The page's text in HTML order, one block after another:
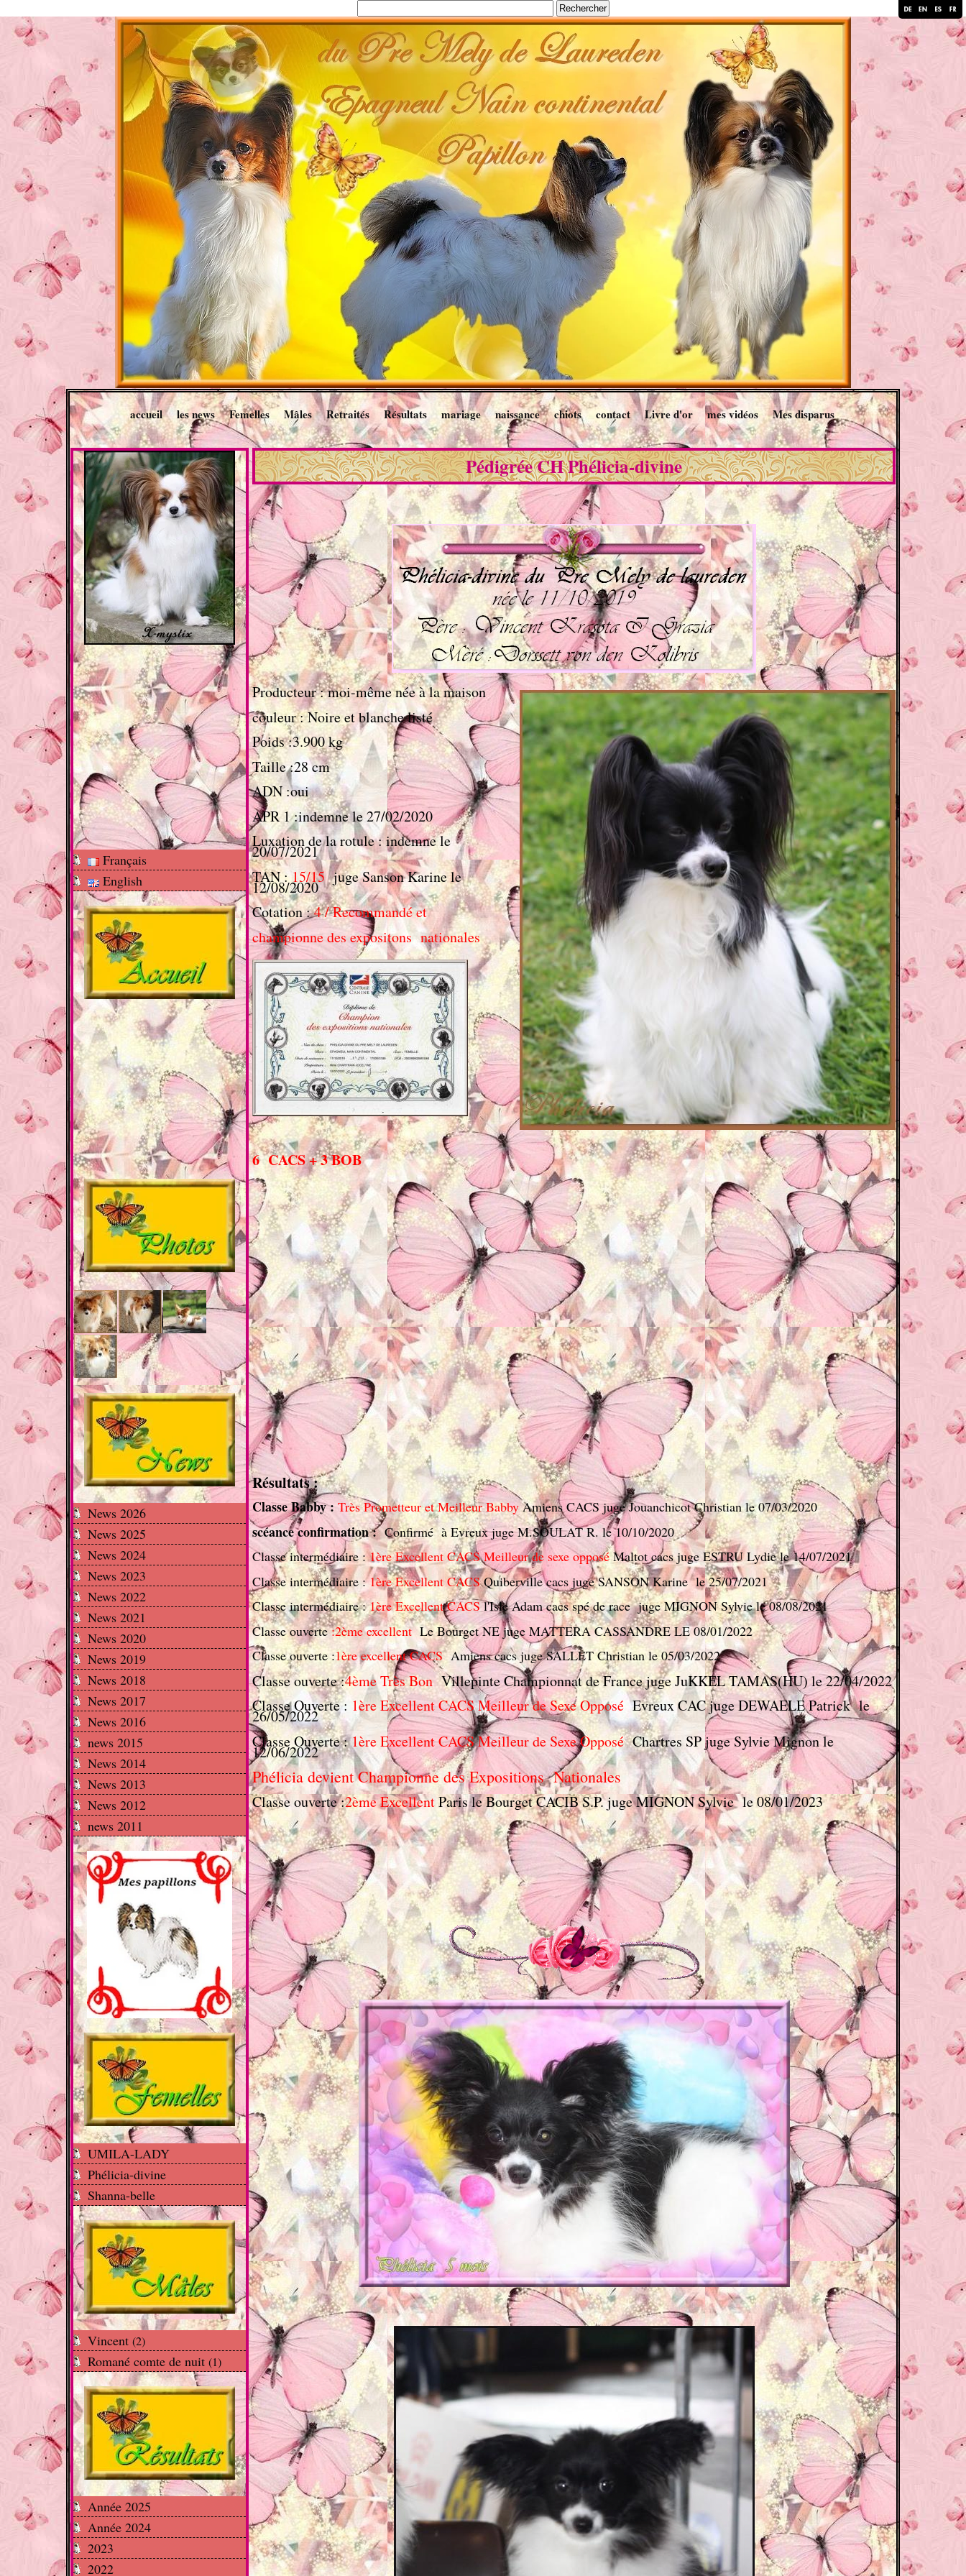
accueil les news Femelles Mâles Retraités Résultats mariage naissance chiots contact Livre d'or mes vidéos Mes disparus
Français
English
News 2026
News 2025
News 2024
News 2023
News 2022
News 2021
News 2020
News 2019
News 2018
News 2017
News 2016
news 2015
News 2014
News 2013
News 2012
news 2011
UMILA-LADY
Phélicia-divine
Shanna-belle
Vincent (2)
Romané comte de nuit (1)
Année 2025
Année 2024
2023
2022
Pédigrée CH Phélicia-divine
Producteur : moi-même née à la maison
couleur : Noire et blanche listé
Poids :3.900 kg
Taille :28 cm
ADN :oui
APR 1 :indemne le 27/02/2020
Luxation de la rotule : indemne le
20/07/2021
TAN : 15/15juge Sanson Karine le
12/08/2020
Cotation :4 / Recommandé et
championne des expositonsnationales
6 CACS + 3 BOB
Résultats :
Classe Babby : Très Prometteur et Meilleur BabbyAmiens CACS juge Jouanchicot Christian le 07/03/2020
scéance confirmation :Confirmé à Evreux juge M.SOULAT R. le 10/10/2020
Classe intermédiaire :1ère Excellent CACS Meilleur de sexe opposéMaltot cacs juge ESTRU Lydie le 14/07/2021
Classe intermédiaire :1ère Excellent CACSQuiberville cacs juge SANSON Karine le 25/07/2021
Classe intermédiaire :1ère Excellent CACSl'Isle Adam cacs spé de race juge MIGNON Sylvie le 08/08/2021
Classe ouverte:2ème excellentLe Bourget NE juge MATTERA CASSANDRE LE 08/01/2022
Classe ouverte :1ère excellent CACSAmiens cacs juge SALLET Christian le 05/03/2022
Classe ouverte :4ème Très BonVillepinte Championnat de France juge JuKKEL TAMAS(HU) le 22/04/2022
Classe Ouverte : 1ère Excellent CACS Meilleur de Sexe Opposé Evreux CAC juge DEWAELE Patrick le
26/05/2022
Classe Ouverte :1ère Excellent CACS Meilleur de Sexe OpposéChartres SP juge Sylvie Mignon le
12/06/2022
Phélicia devient Championne des Expositions Nationales
Classe ouverte :2ème ExcellentParis le Bourget CACIB S.P. juge MIGNON Sylvie le 08/01/2023